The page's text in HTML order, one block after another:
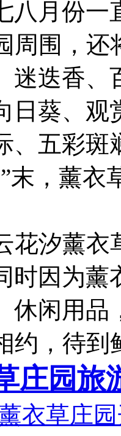
八月份一
围，还
迷迭香、
日葵、观
、五彩斑
末，薰衣
汐薰衣
时因为
休闲用
，待到
庄园
衣草庄